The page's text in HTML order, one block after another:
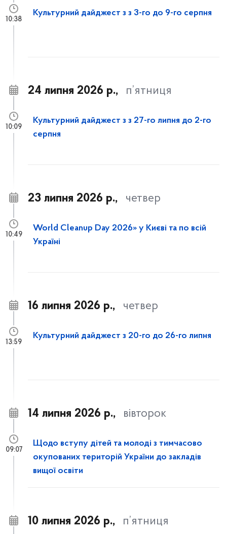
Культурний дайджест з з 3-го до 9-го серпня
10:38
24 липня 2026 р., п’ятниця
Культурний дайджест з з 27-го липня до 2-го
серпня
10:09
23 липня 2026 р., четвер
World Cleanup Day 2026» у Києві та по всій
Україні
10:49
16 липня 2026 р., четвер
Культурний дайджест з 20-го до 26-го липня
13:59
14 липня 2026 р., вівторок
Щодо вступу дітей та молоді з тимчасово
окупованих територій України до закладів
вищої освіти
09:07
10 липня 2026 р., п’ятниця